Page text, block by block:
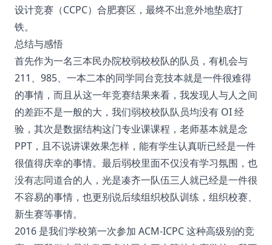
设计竞赛（CCPC）合肥赛区，最终不出意外地垫底打
铁。
总结与感悟
首先作为一名三本民办院校弱校校队的队员，有机会与
211、985、一本二本的同学同台竞技本就是一件很难得
的事情，而且从这一年竞赛结果来看，我发现人与人之间
的差距不是一般的大，我们弱校校队队员均没有 OI 经
验，其次是数据结构这门专业课课程，老师基本就是念
PPT，且不说讲课效果怎样，能有学生认真听已经是一件
很值得庆幸的事情。最后弱校里面不仅没有学习氛围，也
没有志同道合的人，光是凑齐一队伍三人就已经是一件很
不容易的事情，也更别说后续组织校队训练，组织校赛、
新生赛等事情。
2016 是我们学校第一次参加 ACM-ICPC 这种高级别的竞